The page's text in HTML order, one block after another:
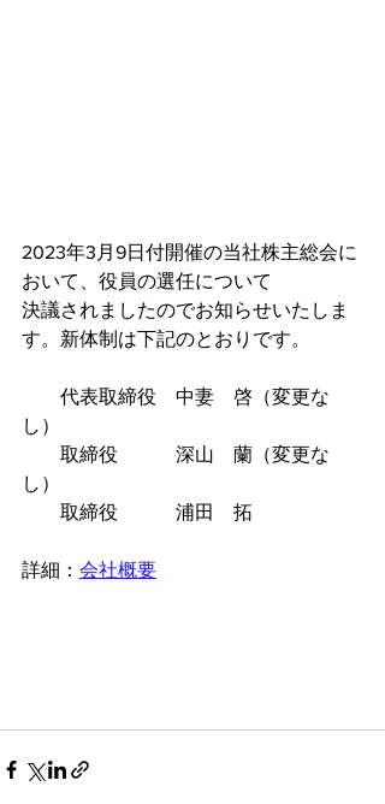
2023年3月9日付開催の当社株主総会に
おいて、役員の選任について
決議されましたのでお知らせいたしま
す。新体制は下記のとおりです。
代表取締役　中妻　啓（変更な
し）
取締役　　　深山　蘭（変更な
し）
        取締役　　　浦田　拓
詳細： 会社概要